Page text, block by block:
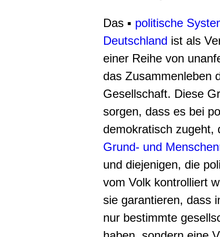
Das ▪ politische
Deutschland ist als
einer Reihe von
das Zusammenleben
Gesellschaft. Diese
sorgen, dass es bei
demokratisch zugeht,
Grund- und
und diejenigen, die
vom Volk kontrolliert
sie garantieren, dass
nur bestimmte